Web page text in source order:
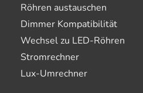
Röhren austauschen
Dimmer Kompatibilität
Wechsel zu LED-Röhren
Stromrechner
Lux-Umrechner